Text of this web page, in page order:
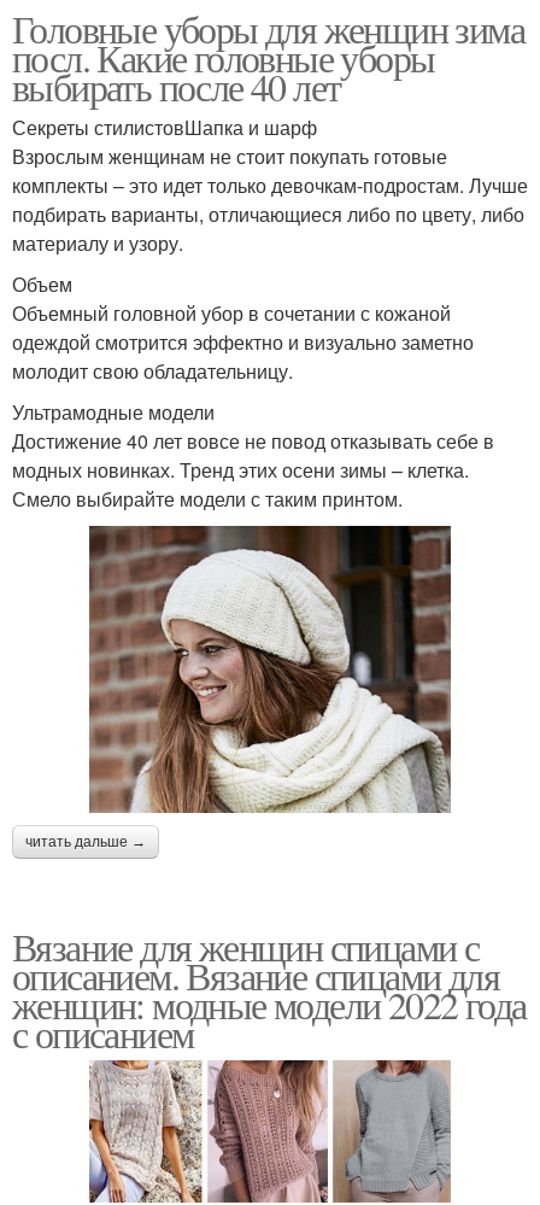
Головные уборы для женщин зима
посл. Какие головные уборы
выбирать после 40 лет
Секреты стилистовШапка и шарф
Взрослым женщинам не стоит покупать готовые
комплекты – это идет только девочкам-подростам. Лучше
подбирать варианты, отличающиеся либо по цвету, либо
материалу и узору.
Объем
Объемный головной убор в сочетании с кожаной
одеждой смотрится эффектно и визуально заметно
молодит свою обладательницу.
Ультрамодные модели
Достижение 40 лет вовсе не повод отказывать себе в
модных новинках. Тренд этих осени зимы – клетка.
Смело выбирайте модели с таким принтом.
читать дальше →
Вязание для женщин спицами с
описанием. Вязание спицами для
женщин: модные модели 2022 года
с описанием